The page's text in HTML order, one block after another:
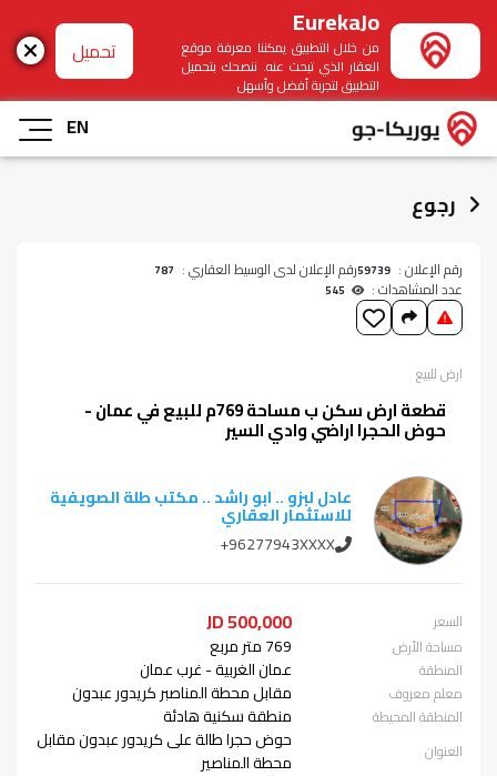
EurekaJo
من خلال التطبيق يمكننا معرفة موقع
العقار الذي تبحث عنه. ننصحك بتحميل
التطبيق لتجربة أفضل وأسهل
تحميل
EN
رجوع
رقم الإعلان : 59739رقم الإعلان لدى الوسيط العقاري : 787
عدد المشاهدات :
ارضللبيع
قطعة ارض سكن ب مساحة 769م للبيع في عمان -
حوض الحجرا اراضي وادي السير
عادل لبزو .. ابو راشد .. مكتب طلة الصويفية
للاستثمار العقاري
+96277943XXXX
السعر 500,000 JD
مساحة الأرض 769 متر مربع
المنطقة عمان الغربية - غرب عمان
معلم معروف مقابل محطة المناصبر كريدور عبدون
المنطقة المحيطة منطقة سكنية هادئة
العنوان
حوض حجرا طالة على كريدور عبدون مقابل
محطة المناصير